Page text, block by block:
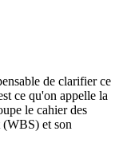
de clarifier ce
ce qu'on appelle la
le cahier des
(WBS) et son